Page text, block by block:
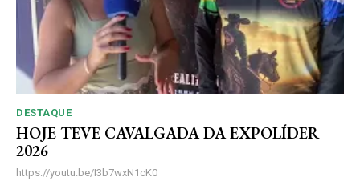
DESTAQUE
HOJE TEVE CAVALGADA DA EXPOLÍDER
2026
https://youtu.be/I3b7wxN1cK0